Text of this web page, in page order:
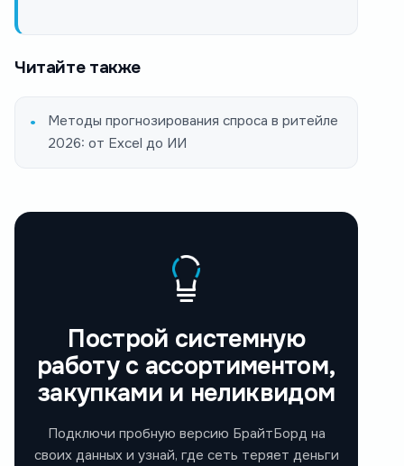
Читайте также
Методы прогнозирования спроса в ритейле
2026: от Excel до ИИ
Построй системную
работу с ассортиментом,
закупками и неликвидом
Подключи пробную версию БрайтБорд на
своих данных и узнай, где сеть теряет деньги